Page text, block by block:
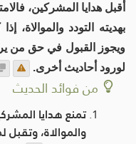
أقبل هدايا المشركين،
بهديته التودد والموالاة،
ويجوز القبول في حق من
لورود أحاديث أخرى.
من فوائد الحديث
تمنع هدايا
والموالاة،